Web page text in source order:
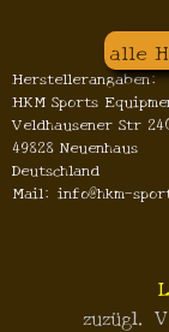
alle
Herstellerangaben:
HKM Sports
Veldhausener Str
49828 Neuenhaus
Deutschland
Mail: info@hkm-
zuzügl.